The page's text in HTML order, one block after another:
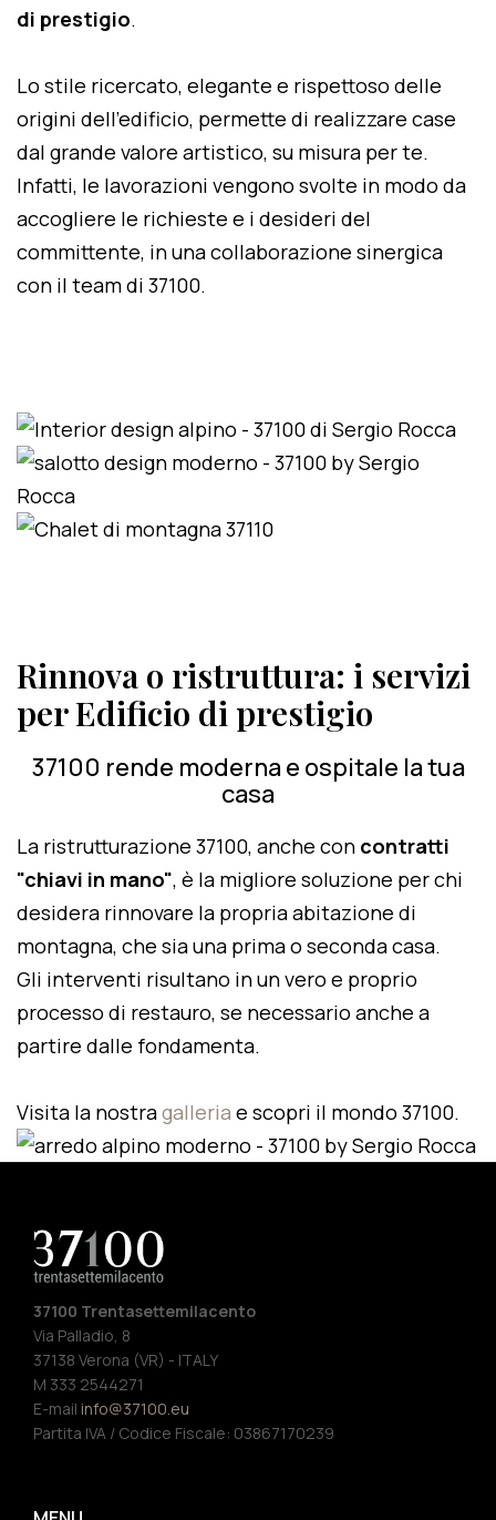
di prestigio.
Lo stile ricercato, elegante e rispettoso delle
origini dell'edificio, permette di realizzare case
dal grande valore artistico, su misura per te.
Infatti, le lavorazioni vengono svolte in modo da
accogliere le richieste e i desideri del
committente, in una collaborazione sinergica
con il team di 37100.
Rinnova o ristruttura: i servizi
per Edificio di prestigio
37100 rende moderna e ospitale la tua
casa
La ristrutturazione 37100, anche con contratti
"chiavi in mano", è la migliore soluzione per chi
desidera rinnovare la propria abitazione di
montagna, che sia una prima o seconda casa.
Gli interventi risultano in un vero e proprio
processo di restauro, se necessario anche a
partire dalle fondamenta.
Visita la nostragalleria e scopri il mondo 37100.
37100 Trentasettemilacento
Via Palladio, 8
37138 Verona (VR) - ITALY
M 333 2544271
E-mail info@37100.eu
Partita IVA / Codice Fiscale: 03867170239